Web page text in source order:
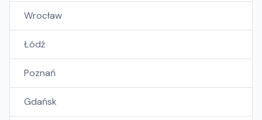
Wrocław
Łódź
Poznań
Gdańsk